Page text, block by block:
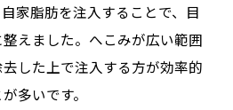
自家脂肪を注入することで、目
えました。へこみが広い範囲
した上で注入する方が効率的
多いです。